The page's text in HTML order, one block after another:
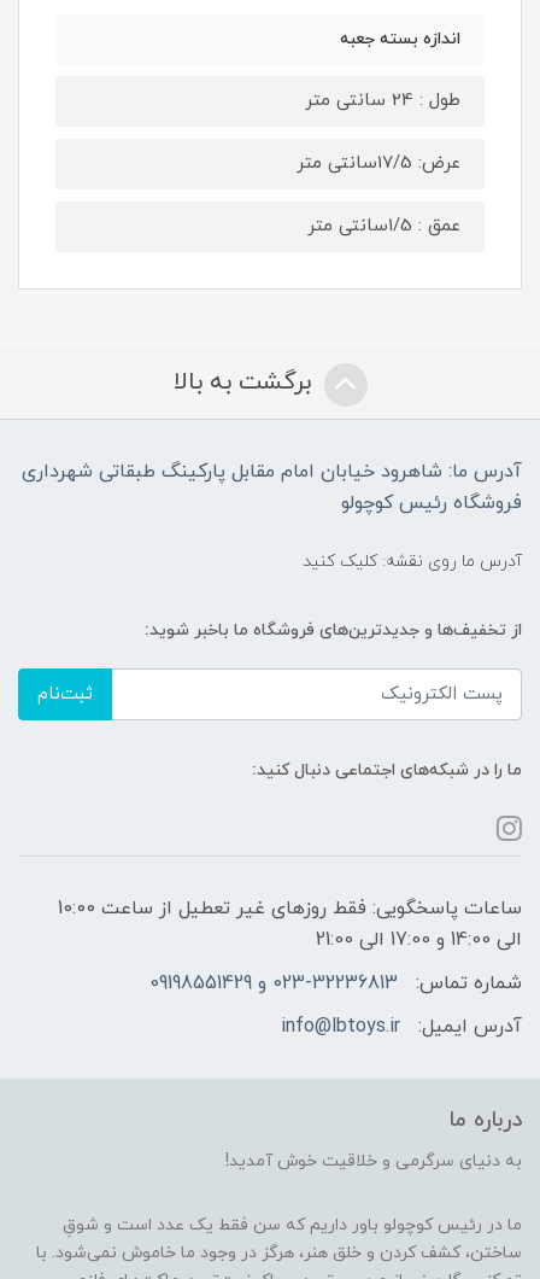
اندازه بسته جعبه
طول : 24 سانتی متر
عرض: 17/5سانتی متر
عمق : 1/5سانتی متر
برگشت به بالا
آدرس ما: شاهرود خیابان امام مقابل پارکینگ طبقاتی شهرداری
فروشگاه رئیس کوچولو
آدرس ما روی نقشه: کلیک کنید
از تخفیف‌ها و جدیدترین‌های فروشگاه ما باخبر شوید:
ثبت‌نام
ما را در شبکه‌های اجتماعی دنبال کنید:
ساعات پاسخگویی: فقط روزهای غیر تعطیل از ساعت 10:00
الی 14:00 و 17:00 الی 21:00
شماره تماس:
023-32236813 و 09198551429
آدرس ایمیل:
info@lbtoys.ir
درباره ما
به دنیای سرگرمی و خلاقیت خوش آمدید!
ما در رئیس کوچولو باور داریم که سن فقط یک عدد است و شوقِ
ساختن، کشف کردن و خلق هنر، هرگز در وجود ما خاموش نمی‌شود. با